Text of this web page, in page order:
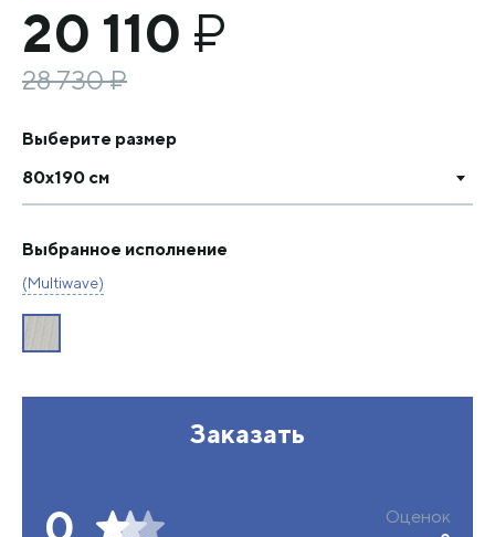
20 110 ₽
28 730₽
Выберите размер
80х190 см
Выбранное исполнение
(Multiwave)
Заказать
Оценок